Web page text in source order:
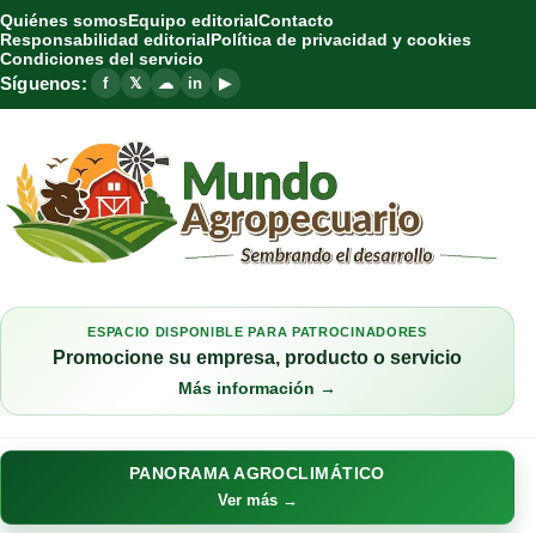
Quiénes somosEquipo editorialContacto
Responsabilidad editorialPolítica de privacidad y cookies
Condiciones del servicio
Síguenos: f 𝕏 ☁ in ▶
ESPACIO DISPONIBLE PARA PATROCINADORES
Promocione su empresa, producto o servicio
Más información →
PANORAMA AGROCLIMÁTICO
Ver más →